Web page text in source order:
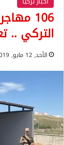
106
التركي ..
الأحد, 12 مايو, 2019